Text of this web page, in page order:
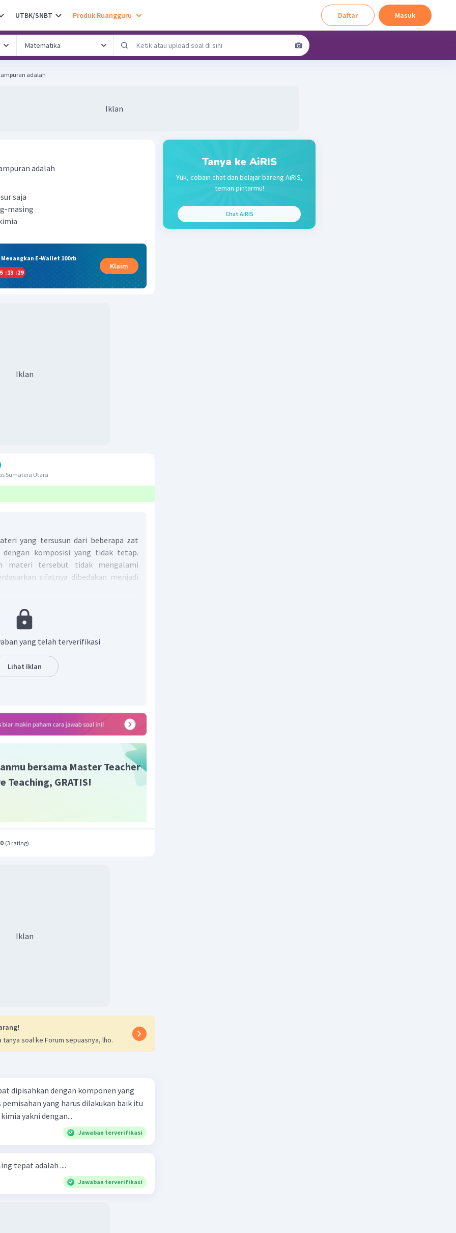
UTBK/SNBT Produk Ruangguru Daftar Masuk
adalah
Iklan
adalah
saja
masing
E-Wallet 100rb
:13 :29
Klaim
Iklan
Sumatera Utara
yang tersusun dari beberapa zat
dengan komposisi yang tidak tetap.
materi tersebut tidak mengalami
sifatnya dibedakan menjadi
saling berinteraksi tetapi tidak
heterogen adalah materi/zat
jenis yang materi-materi
penyusunnya masih ada.
adalah (C)
yang telah terverifikasi
Lihat Iklan
bersama Master Teacher
Teaching, GRATIS!
(3 rating)
Iklan
tanya soal ke Forum sepuasnya, lho.
dipisahkan dengan komponen yang
yang harus dilakukan baik itu
yakni dengan...
Jawaban terverifikasi
tepat adalah ....
Jawaban terverifikasi
Tanya ke AiRIS
Yuk, cobain chat dan belajar bareng AiRIS,
teman pintarmu!
Chat AiRIS